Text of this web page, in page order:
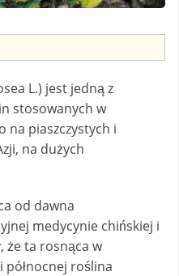
L.) jest jedną z
stosowanych w
na piaszczystych i
na dużych
od dawna
medycynie chińskiej i
że ta rosnąca w
północnej roślina